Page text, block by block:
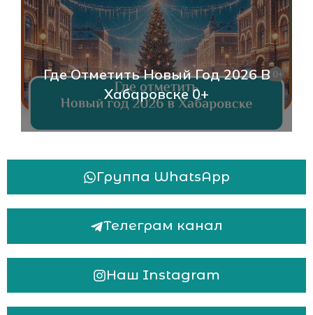
Новый Год 2026 В
0+
День
Хабаровске
События И
Группа WhatsApp
Телеграм канал
Наш Instagram